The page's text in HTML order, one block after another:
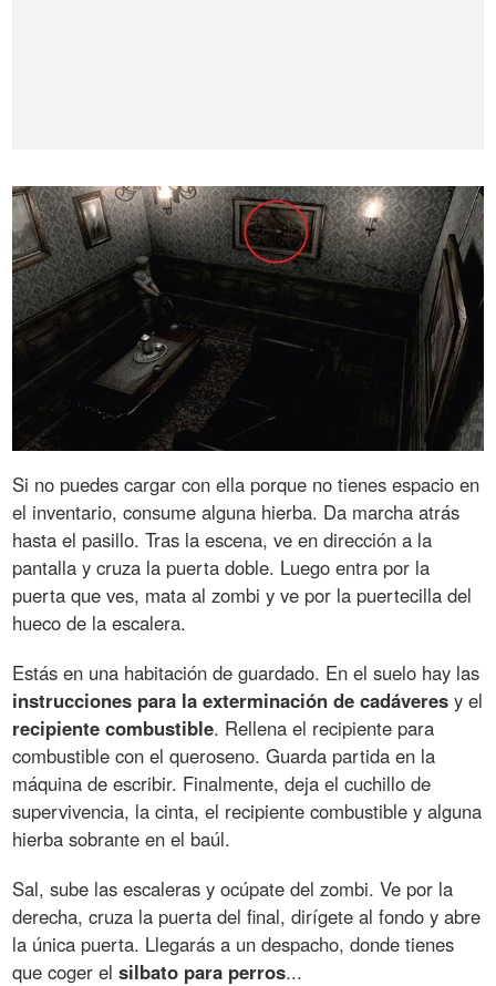
Si no puedes cargar con ella porque no tienes espacio en
el inventario, consume alguna hierba. Da marcha atrás
hasta el pasillo. Tras la escena, ve en dirección a la
pantalla y cruza la puerta doble. Luego entra por la
puerta que ves, mata al zombi y ve por la puertecilla del
hueco de la escalera.
Estás en una habitación de guardado. En el suelo hay las
instrucciones para la exterminación de cadáveres y el
recipiente combustible. Rellena el recipiente para
combustible con el queroseno. Guarda partida en la
máquina de escribir. Finalmente, deja el cuchillo de
supervivencia, la cinta, el recipiente combustible y alguna
hierba sobrante en el baúl.
Sal, sube las escaleras y ocúpate del zombi. Ve por la
derecha, cruza la puerta del final, dirígete al fondo y abre
la única puerta. Llegarás a un despacho, donde tienes
que coger elsilbato para perros...